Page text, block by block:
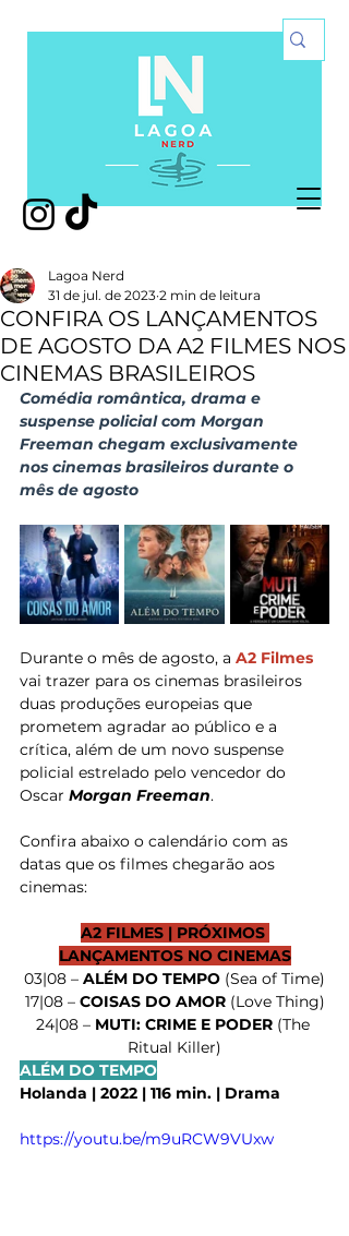
CONFIRA OS LANÇAMENTOS
DE AGOSTO DA A2 FILMES NOS
CINEMAS BRASILEIROS
Lagoa Nerd
31 de jul. de 2023 2 min de leitura
Comédia romântica, drama e
suspense policial com Morgan
Freeman chegam exclusivamente
nos cinemas brasileiros durante o
mês de agosto
Durante o mês de agosto, a A2 Filmes
vai trazer para os cinemas brasileiros
duas produções europeias que
prometem agradar ao público e a
crítica, além de um novo suspense
policial estrelado pelo vencedor do
Oscar Morgan Freeman.
Confira abaixo o calendário com as
datas que os filmes chegarão aos
cinemas:
A2 FILMES | PRÓXIMOS
LANÇAMENTOS NO CINEMAS
03|08 – ALÉM DO TEMPO (Sea of Time)
17|08 – COISAS DO AMOR (Love Thing)
24|08 – MUTI: CRIME E PODER (The
Ritual Killer)
ALÉM DO TEMPO
Holanda | 2022 | 116 min. | Drama
https://youtu.be/m9uRCW9VUxw